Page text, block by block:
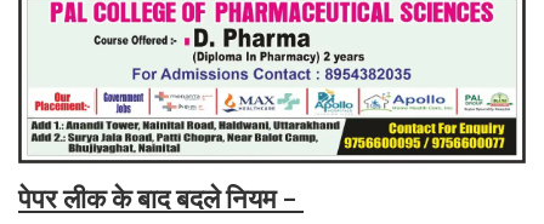
पेपर लीक के बाद बदले नियम -